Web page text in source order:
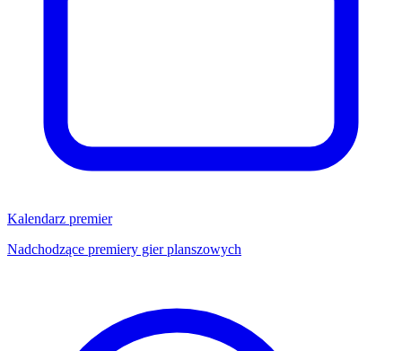
Kalendarz premier
Nadchodzące premiery gier planszowych